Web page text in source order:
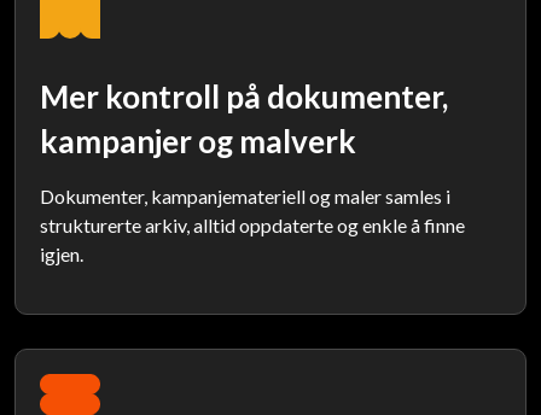
Mer kontroll på dokumenter,
kampanjer og malverk
Dokumenter, kampanjemateriell og maler samles i
strukturerte arkiv, alltid oppdaterte og enkle å finne
igjen.